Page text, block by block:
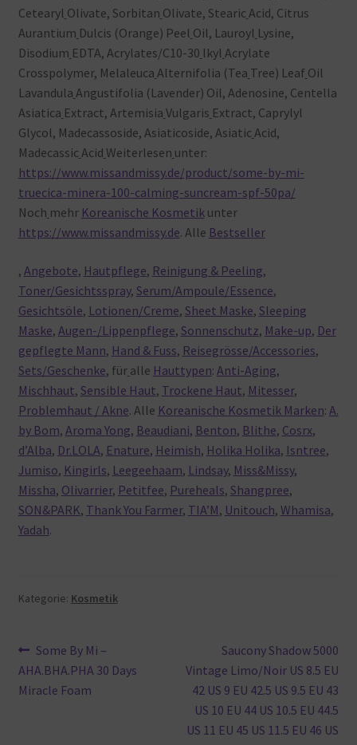
Cetearyl Olivate, Sorbitan Olivate, Stearic Acid, Citrus
Aurantium Dulcis (Orange) Peel Oil, Lauroyl Lysine,
Disodium EDTA, Acrylates/C10-30 lkyl Acrylate
Crosspolymer, Melaleuca Alternifolia (Tea Tree) Leaf Oil
Lavandula Angustifolia (Lavender) Oil, Adenosine, Centella
Asiatica Extract, Artemisia Vulgaris Extract, Caprylyl
Glycol, Madecassoside, Asiaticoside, Asiatic Acid,
Madecassic Acid Weiterlesen unter:
https://www.missandmissy.de/product/some-by-mi-
truecica-minera-100-calming-suncream-spf-50pa/
Noch mehr Koreanische Kosmetikunter
https://www.missandmissy.de. Alle Bestseller
, Angebote, Hautpflege, Reinigung & Peeling,
Toner/Gesichtsspray, Serum/Ampoule/Essence,
Gesichtsöle, Lotionen/Creme, Sheet Maske, Sleeping
Maske, Augen-/Lippenpflege, Sonnenschutz, Make-up, Der
gepflegte Mann, Hand & Fuss, Reisegrösse/Accessories,
Sets/Geschenke, für alle Hauttypen: Anti-Aging,
Mischhaut, Sensible Haut, Trockene Haut, Mitesser,
Problemhaut / Akne. Alle Koreanische Kosmetik Marken: A.
by Bom, Aroma Yong, Beaudiani, Benton, Blithe, Cosrx,
d’Alba, Dr.LOLA, Enature, Heimish, Holika Holika, Isntree,
Jumiso, Kingirls, Leegeehaam, Lindsay, Miss&Missy,
Missha, Olivarrier, Petitfee, Pureheals, Shangpree,
SON&PARK, Thank You Farmer, TIA’M, Unitouch, Whamisa,
Yadah.
Kategorie: Kosmetik
Beitragsnavigation
Vorheriger
Beitrag:
Some By Mi –
AHA.BHA.PHA 30 Days
Miracle Foam
Nächster
Beitrag:
Saucony Shadow 5000
Vintage Limo/Noir US 8.5 EU
42 US 9 EU 42.5 US 9.5 EU 43
US 10 EU 44 US 10.5 EU 44.5
US 11 EU 45 US 11.5 EU 46 US